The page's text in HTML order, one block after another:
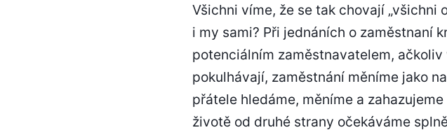
Všichni víme, že se tak chovají „všichni
i my sami? Při jednáních o zaměstnaní
potenciálním zaměstnavatelem,
pokulhávají, zaměstnání měníme jako
přátele hledáme, měníme a
životě od druhé strany očekáváme